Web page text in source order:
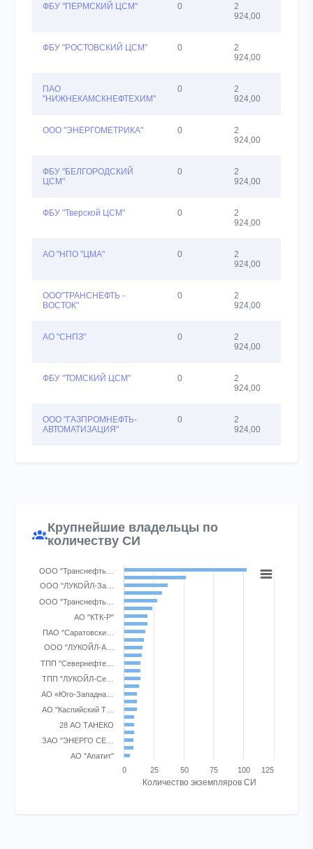
ФБУ "ПЕРМСКИЙ ЦСМ" 0
2
924,00
ФБУ "РОСТОВСКИЙ ЦСМ" 0
2
924,00
ПАО
"НИЖНЕКАМСКНЕФТЕХИМ"
0
2
924,00
ООО "ЭНЕРГОМЕТРИКА" 0
2
924,00
ФБУ "БЕЛГОРОДСКИЙ
ЦСМ"
0
2
924,00
ФБУ "Тверской ЦСМ" 0
2
924,00
АО "НПО "ЦМА" 0
2
924,00
ООО"ТРАНСНЕФТЬ -
ВОСТОК"
0
2
924,00
АО "СНПЗ" 0
2
924,00
ФБУ "ТОМСКИЙ ЦСМ" 0
2
924,00
ООО "ГАЗПРОМНЕФТЬ-
АВТОМАТИЗАЦИЯ"
0
2
924,00
Крупнейшие владельцы по
количеству СИ
Bar chart with 25 bars.
View as data table, Chart
The chart has 1 X axis displaying categories.
The chart has 1 Y axis displaying Количество экземпляров
Количество экземпляров СИ
ООО "Транснефть…
ООО "ЛУКОЙЛ-За…
ООО "Транснефть…
АО "КТК-Р"
ПАО "Саратовски…
ООО "ЛУКОЙЛ-А…
ТПП "Севернефте…
ТПП "ЛУКОЙЛ-Се…
АО «Юго-Западна…
АО "Каспийский Т…
28 АО ТАНЕКО
ЗАО "ЭНЕРГО СЕ…
АО "Апатит"
0
25 50 75 100 125